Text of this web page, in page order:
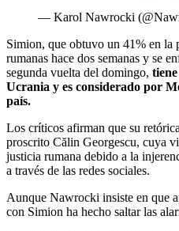
— Karol Nawrocki
Simion, que obtuvo un 41% en la
rumanas hace dos semanas y se
segunda vuelta del domingo,
Ucrania y es considerado por
país.
Los críticos afirman que su
proscrito Călin Georgescu, cuya
justicia rumana debido a la
a través de las redes sociales.
Aunque Nawrocki insiste en que
con Simion ha hecho saltar las